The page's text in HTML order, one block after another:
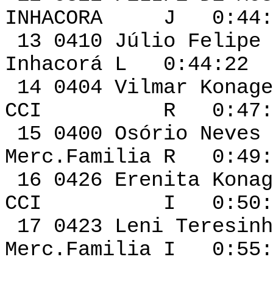
INHACORA J
13 0410 Júlio
Inhacorá L 0:44:22
14 0404
CCI R 0:47:31
15 0400 Osório
Merc.Familia R
16 0426
CCI I 0:50:37
17 0423 Leni
Merc.Familia I